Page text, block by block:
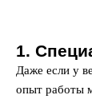
1.
Даже если у
опыт работы